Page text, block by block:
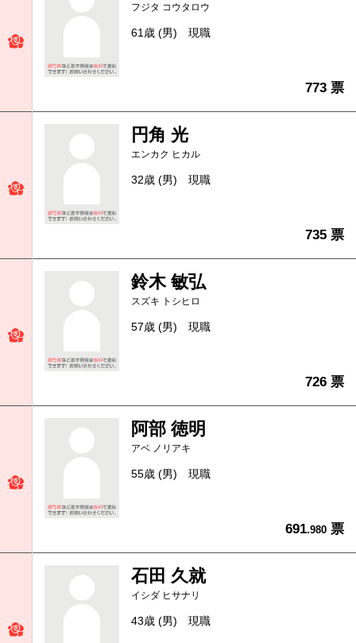
フジタ コウタロウ
61歳 (男) 現職
773 票
円角 光
エンカク ヒカル
32歳 (男) 現職
735 票
鈴木 敏弘
スズキ トシヒロ
57歳 (男) 現職
726 票
阿部 徳明
アベ ノリアキ
55歳 (男) 現職
691.980 票
石田 久就
イシダ ヒサナリ
43歳 (男) 現職